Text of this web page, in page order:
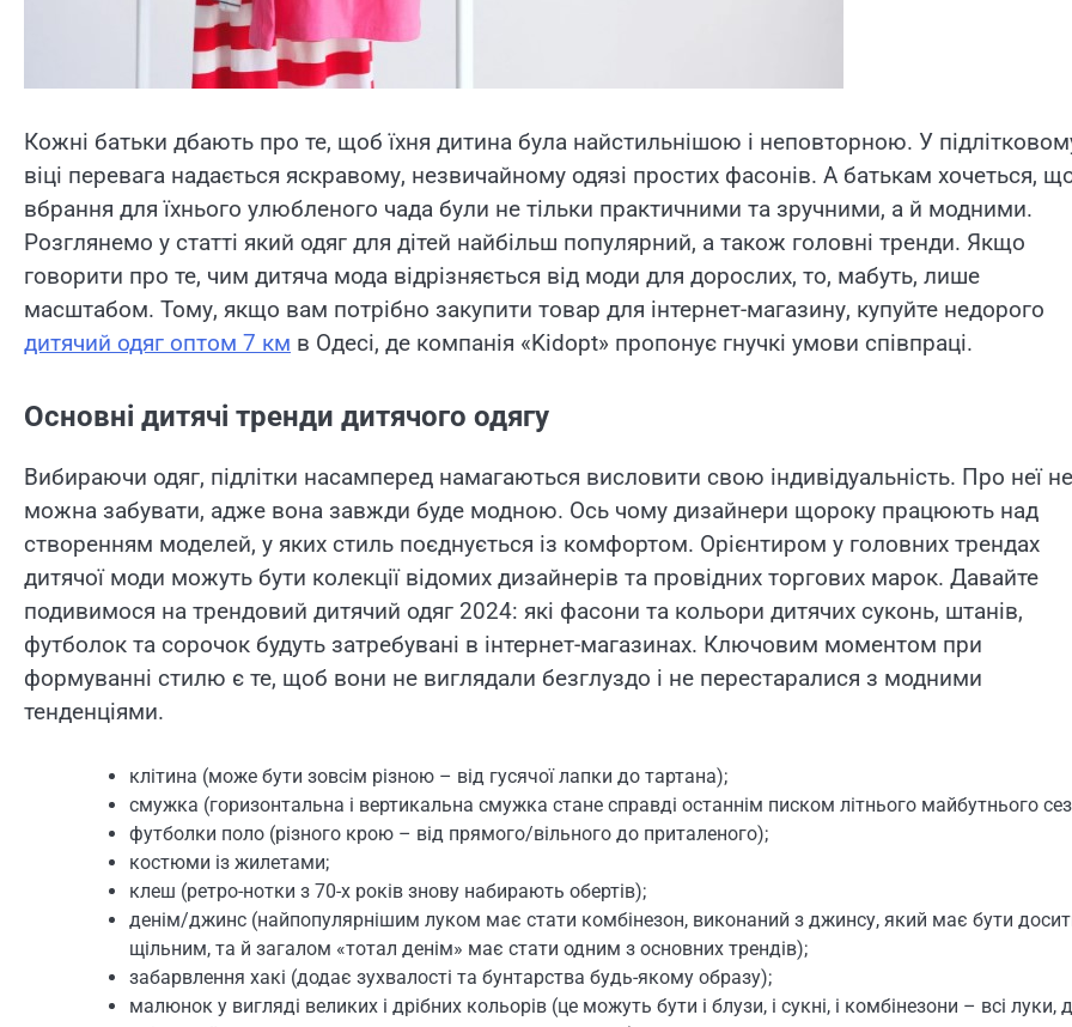
Кожні батьки дбають про те, щоб їхня дитина була найстильнішою і неповторною. У
віці перевага надається яскравому, незвичайному одязі простих фасонів. А батькам хочеться,
вбрання для їхнього улюбленого чада були не тільки практичними та зручними, а й модними.
Розглянемо у статті який одяг для дітей найбільш популярний, а також головні тренди. Якщо
говорити про те, чим дитяча мода відрізняється від моди для дорослих, то, мабуть, лише
масштабом. Тому, якщо вам потрібно закупити товар для інтернет-магазину, купуйте недорого
дитячий одяг оптом 7 км в Одесі, де компанія «Kidopt» пропонує гнучкі умови співпраці.
Основні дитячі тренди дитячого одягу
Вибираючи одяг, підлітки насамперед намагаються висловити свою індивідуальність. Про неї не
можна забувати, адже вона завжди буде модною. Ось чому дизайнери щороку працюють над
створенням моделей, у яких стиль поєднується із комфортом. Орієнтиром у головних трендах
дитячої моди можуть бути колекції відомих дизайнерів та провідних торгових марок. Давайте
подивимося на трендовий дитячий одяг 2024: які фасони та кольори дитячих суконь, штанів,
футболок та сорочок будуть затребувані в інтернет-магазинах. Ключовим моментом при
формуванні стилю є те, щоб вони не виглядали безглуздо і не перестаралися з модними
тенденціями.
клітина (може бути зовсім різною – від гусячої лапки до тартана);
смужка (горизонтальна і вертикальна смужка стане справді останнім писком літнього майбутнього
футболки поло (різного крою – від прямого/вільного до приталеного);
костюми із жилетами;
клеш (ретро-нотки з 70-х років знову набирають обертів);
денім/джинс (найпопулярнішим луком має стати комбінезон, виконаний з джинсу, який має бути
щільним, та й загалом «тотал денім» має стати одним з основних трендів);
забарвлення хакі (додає зухвалості та бунтарства будь-якому образу);
малюнок у вигляді великих і дрібних кольорів (це можуть бути і блузи, і сукні, і комбінезони – всі луки,